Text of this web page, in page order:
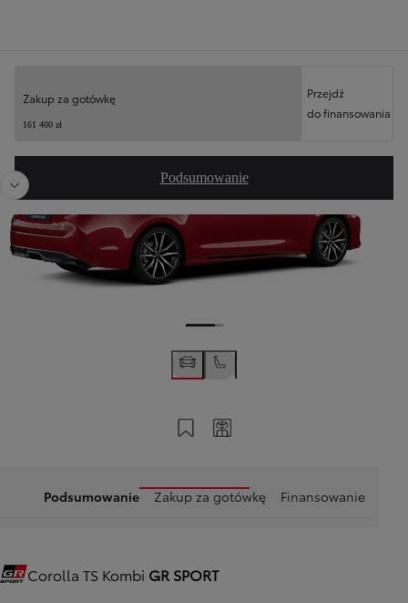
Zakup za gotówkę
161 400 zł
Przejdź
do finansowania
Podsumowanie
Zapisz na swoim koncie
Podsumowanie Zakup za gotówkę Finansowanie
Gazoo Racing
Corolla TS Kombi GR SPORT